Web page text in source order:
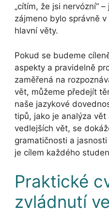
„cítím, že jsi nervózní“
zájmeno bylo správně
hlavní věty.
Pokud se budeme
aspekty a pravidelně
zaměřená na
vět, můžeme předejít
naše jazykové
tipů, jako je analýza
vedlejších vět, se
gramatičnosti a
je cílem každého
Praktické
zvládnutí